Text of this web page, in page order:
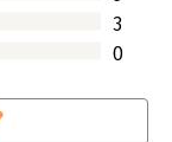
3
0